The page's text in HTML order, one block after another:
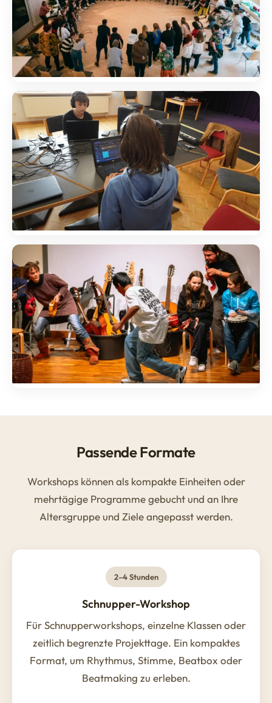
Passende Formate
Workshops können als kompakte Einheiten oder
mehrtägige Programme gebucht und an Ihre
Altersgruppe und Ziele angepasst werden.
2–4 Stunden
Schnupper-Workshop
Für Schnupperworkshops, einzelne Klassen oder
zeitlich begrenzte Projekttage. Ein kompaktes
Format, um Rhythmus, Stimme, Beatbox oder
Beatmaking zu erleben.